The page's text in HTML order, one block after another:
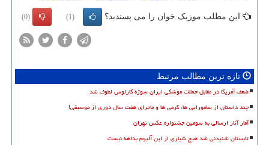
این مطلب موزیک خوان را می پسندید؟ (1)
(0)
تازه ترین مطالب مرتبط
ضعف آمریکا در مقابل حملات موشکی ایران سوژه کارلوس لطوف شد
چند داستان از سامورایی ها، گرمی ها و ماجرای هفت سال دوری از موسیقی!
آمار آثار ارسالی به سومین جشنواره عکس تهران
تابستان شنیدنی شد هیچ شیاری از این آلبوم بداهه نیست